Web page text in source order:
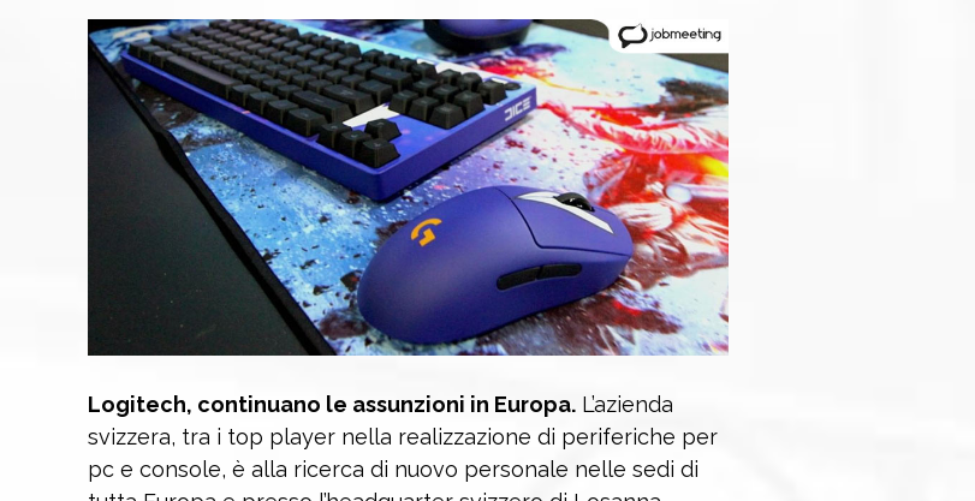
Logitech, continuano le assunzioni in Europa.L’azienda
svizzera, tra i top player nella realizzazione di periferiche per
pc e console, è alla ricerca di nuovo personale nelle sedi di